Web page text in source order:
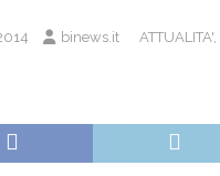
binews.it ATTUALITA',